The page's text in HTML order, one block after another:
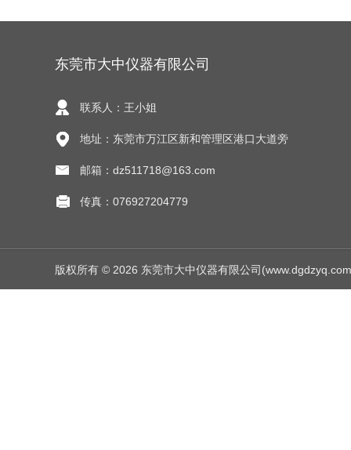
东莞市大中仪器有限公司
联系人：王小姐
地址：东莞市万江区新和管理区港口大道旁
邮箱：dz511718@163.com
传真：076927204779
版权所有 © 2026 东莞市大中仪器有限公司